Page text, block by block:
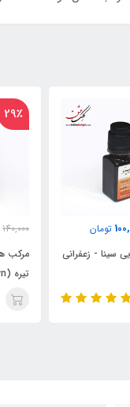
تومان
سینا - قهوه‌ای
(Blue)